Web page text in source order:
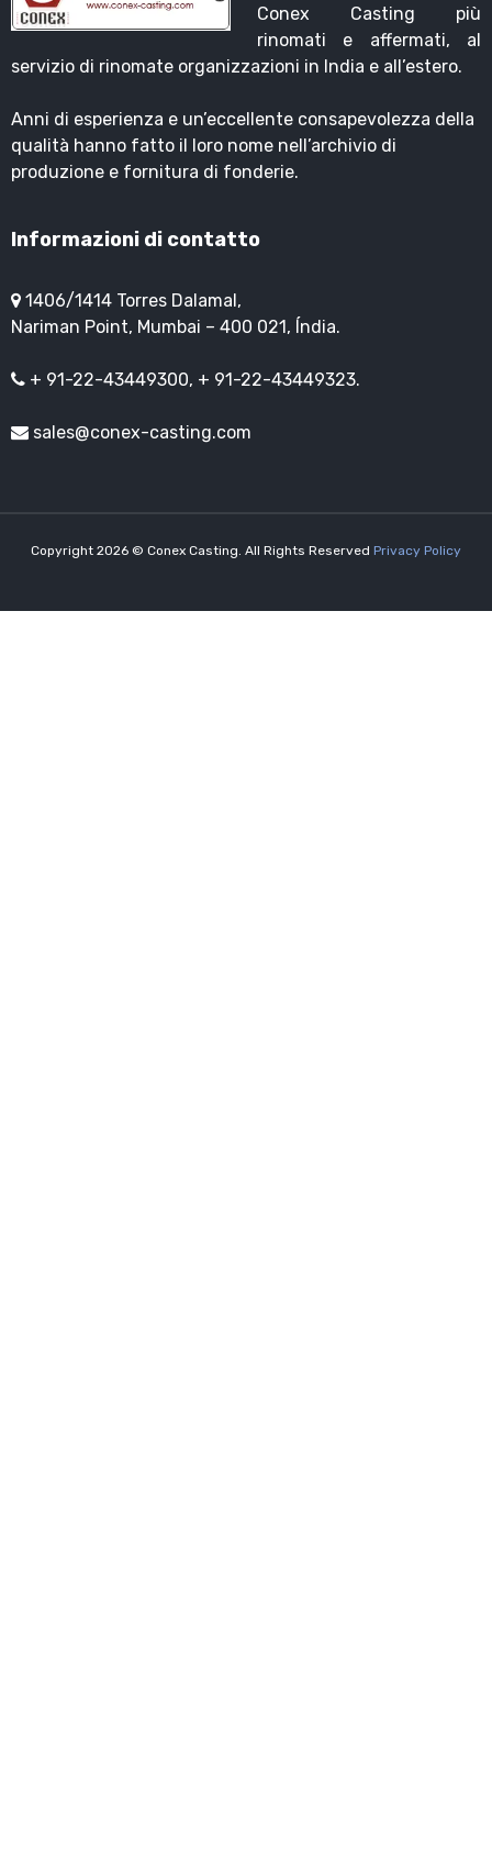
Conex Casting più
rinomati e affermati, al
servizio di rinomate organizzazioni in India e all’estero.
Anni di esperienza e un’eccellente consapevolezza della
qualità hanno fatto il loro nome nell’archivio di
produzione e fornitura di fonderie.
Informazioni di contatto
1406/1414 Torres Dalamal,
Nariman Point, Mumbai – 400 021, Índia.
+ 91-22-43449300, + 91-22-43449323.
sales@conex-casting.com
Copyright 2026 © Conex Casting. All Rights Reserved Privacy Policy